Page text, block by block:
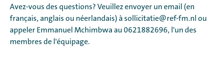
Avez-vous des questions? Veuillez envoyer un email (en
français, anglais ou néerlandais) à sollicitatie@ref-fm.nl ou
appeler Emmanuel Mchimbwa au 0621882696, l'un des
membres de l'équipage.